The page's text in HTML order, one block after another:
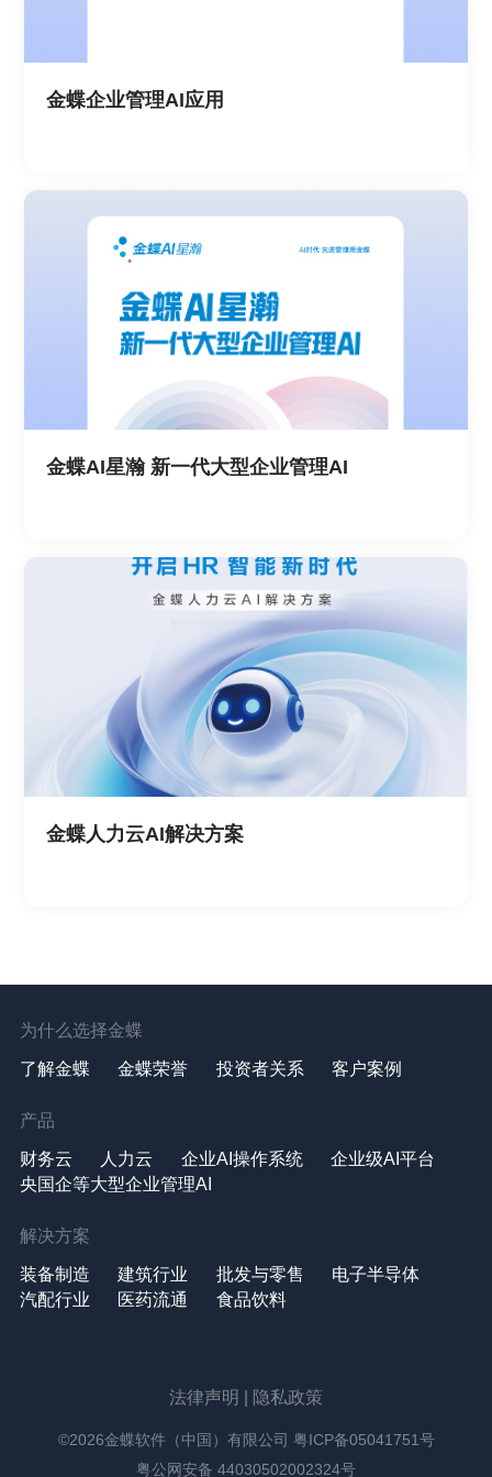
金蝶企业管理AI应用
金蝶AI星瀚 新一代大型企业管理AI
金蝶人力云AI解决方案
为什么选择金蝶
了解金蝶 金蝶荣誉 投资者关系 客户案例
产品
财务云 人力云 企业AI操作系统
企业级AI平台
央国企等大型企业管理AI
解决方案
装备制造 建筑行业 批发与零售
电子半导体
汽配行业
医药流通 食品饮料
法律声明 隐私政策
©2026金蝶软件（中国）有限公司 粤ICP备05041751号
粤公网安备 44030502002324号